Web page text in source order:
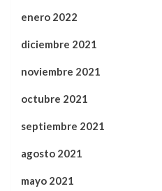
enero 2022
diciembre 2021
noviembre 2021
octubre 2021
septiembre 2021
agosto 2021
mayo 2021